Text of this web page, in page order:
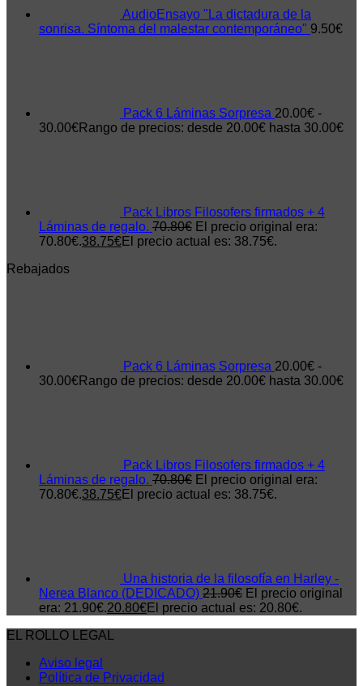
AudioEnsayo "La dictadura de la
sonrisa. Síntoma del malestar contemporáneo" 9.50€
Pack 6 Láminas Sorpresa 20.00€ -
30.00€Rango de precios: desde 20.00€ hasta 30.00€
Pack Libros Filosofers firmados + 4
Láminas de regalo. 70.80€ El precio original era:
70.80€.38.75€El precio actual es: 38.75€.
Rebajados
Pack 6 Láminas Sorpresa 20.00€ -
30.00€Rango de precios: desde 20.00€ hasta 30.00€
Pack Libros Filosofers firmados + 4
Láminas de regalo. 70.80€ El precio original era:
70.80€.38.75€El precio actual es: 38.75€.
Una historia de la filosofía en Harley -
Nerea Blanco (DEDICADO) 21.90€ El precio original
era: 21.90€.20.80€El precio actual es: 20.80€.
EL ROLLO LEGAL
Aviso legal
Política de Privacidad